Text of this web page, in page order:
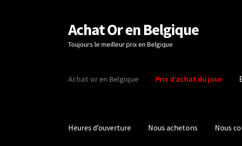
Aller
à
la
Aller
au
contenu
Achat Or en Belgique
Toujours le meilleur prix en Belgique
Achat or en Belgique Prix d’achat du jour
Heures d’ouverture Nous achetons Nous